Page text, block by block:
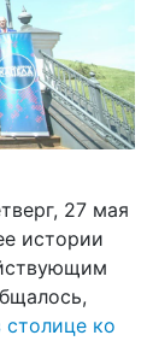
27 мая
истории
столице ко